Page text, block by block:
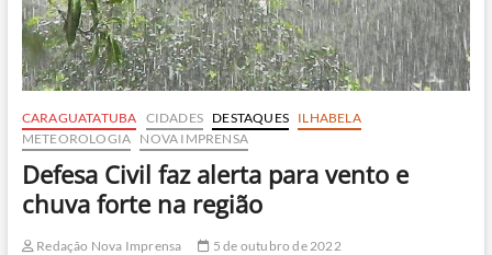
CARAGUATATUBA CIDADES DESTAQUES
ILHABELA
METEOROLOGIA NOVA IMPRENSA
Defesa Civil faz alerta para vento e
chuva forte na região
Redação Nova Imprensa
5 de outubro de 2022